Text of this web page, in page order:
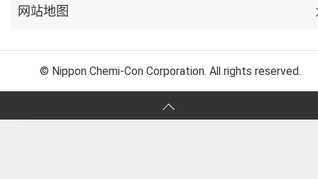
网站地图
© Nippon Chemi-Con Corporation. All rights reserved.